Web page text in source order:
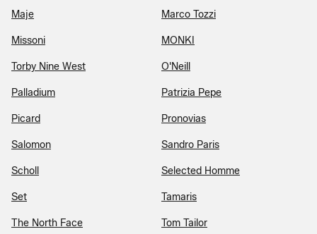
Maje Marco Tozzi
Missoni MONKI
Torby Nine West O'Neill
Palladium Patrizia Pepe
Picard Pronovias
Salomon Sandro Paris
Scholl Selected Homme
Set Tamaris
The North Face Tom Tailor